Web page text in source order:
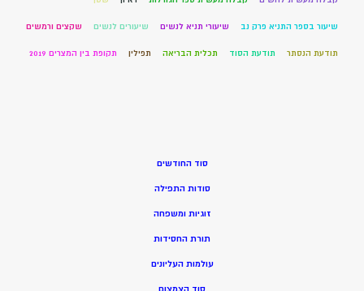
שיעור בספר התניא פרק נב שיעורי תניא לנשים שיעורים לנשים שקצים ורמשים
תודעת הנסתר תודעת הסוד תכלית הבריאה תפילין תקופת בין המצרים 2019
סוד החודשים
סודות התפילה
זוגיות ומשפחה
תורת החסידות
עולמות העליונים